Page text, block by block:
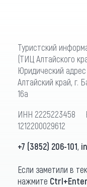
Туристский
(ТИЦ Алтайского
Юридический
Алтайский край, г.
16а
ИНН 2225223458
1212200029612
+7 (3852) 206-101,
Если заметили в
нажмите Ctrl+Enter